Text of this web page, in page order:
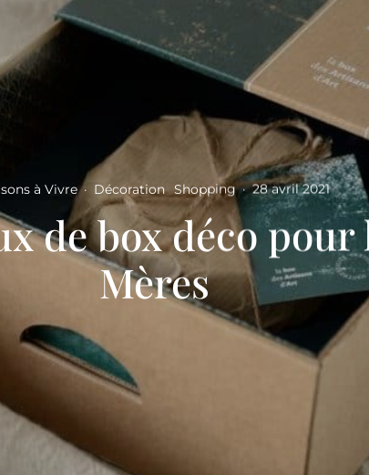
à Vivre · Décoration Shopping · 28 avril 2021
de box déco pour
Mères